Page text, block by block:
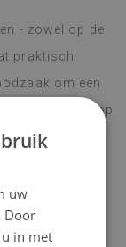
- zowel op de
praktisch
om een
kunnen op
u uw
nieuwe
uw
Door
in met